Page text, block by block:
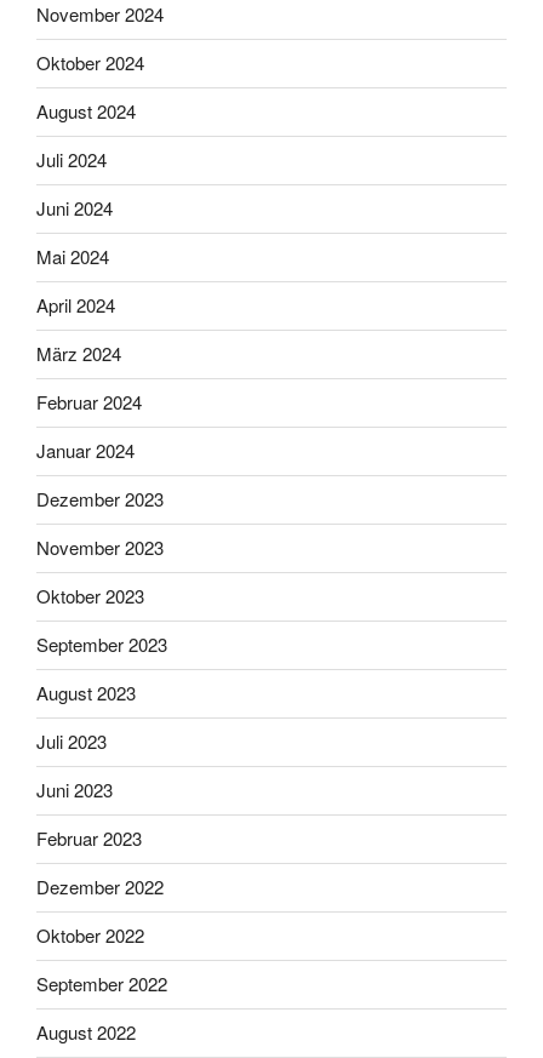
November 2024
Oktober 2024
August 2024
Juli 2024
Juni 2024
Mai 2024
April 2024
März 2024
Februar 2024
Januar 2024
Dezember 2023
November 2023
Oktober 2023
September 2023
August 2023
Juli 2023
Juni 2023
Februar 2023
Dezember 2022
Oktober 2022
September 2022
August 2022